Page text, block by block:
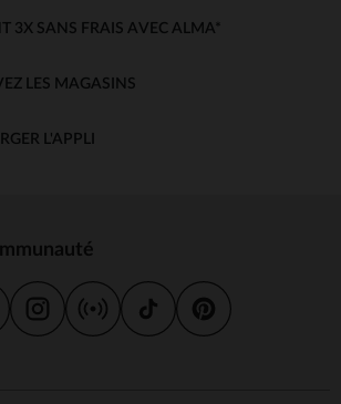
3X SANS FRAIS AVEC ALMA*
LES MAGASINS
L'APPLI